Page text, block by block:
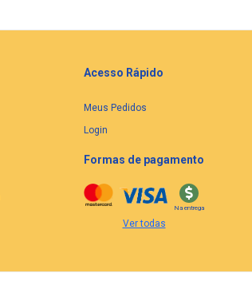
Acesso Rápido
Meus Pedidos
Login
Formas de pagamento
Na entrega
Ver todas